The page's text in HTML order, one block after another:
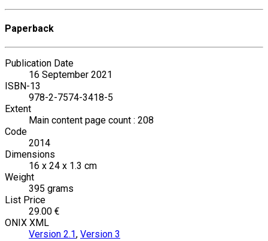
Paperback
Publication Date
16 September 2021
ISBN-13
978-2-7574-3418-5
Extent
Main content page count : 208
Code
2014
Dimensions
16 x 24 x 1.3 cm
Weight
395 grams
List Price
29.00 €
ONIX XML
Version 2.1, Version 3